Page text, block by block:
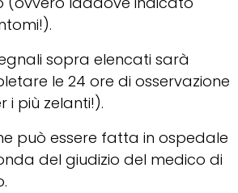
sopra elencati sarà
le 24 ore di osservazione
i più zelanti!).
può essere fatta in ospedale
del giudizio del medico di